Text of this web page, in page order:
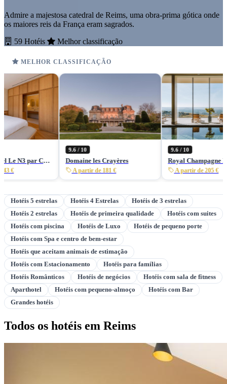
Admire a majestosa catedral de Reims, uma obra-prima gótica onde
os maiores reis da França eram sagrados.
59 Hotéis
Melhor classificação
MELHOR CLASSIFICAÇÃO
Boutique-Hôtel Le N3 par Champagne Thiénot Domaine les Crayères
A partir de 181 € A partir de 205 €
Hotéis 5 estrelas Hotéis 4 Estrelas
Hotéis de 3 estrelas
Hotéis 2 estrelas
Hotéis de primeira qualidade
Hotéis com suites
Hotéis com piscina
Hotéis de Luxo
Hotéis de pequeno porte
Hotéis com Spa e centro de bem-estar
Hotéis que aceitam animais de estimação
Hotéis com Estacionamento
Hotéis para famílias
Hotéis Românticos
Hotéis de negócios
Hotéis com sala de fitness
Aparthotel
Hotéis com pequeno-almoço
Hotéis com Bar
Grandes hotéis
Todos os hotéis em Reims